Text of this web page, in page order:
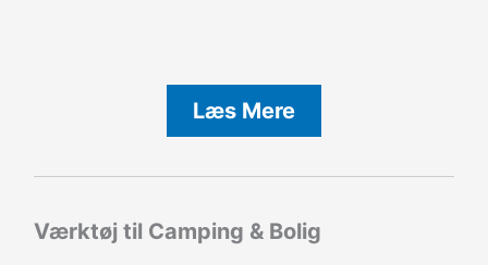
Læs Mere
Værktøj til Camping & Bolig